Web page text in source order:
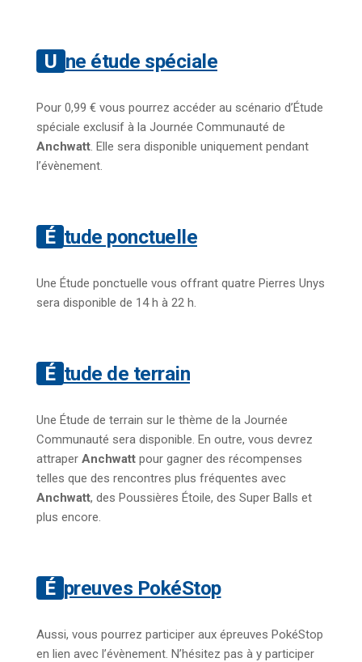
Une étude spéciale
Pour 0,99 € vous pourrez accéder au scénario d’Étude
spéciale exclusif à la Journée Communauté de
Anchwatt. Elle sera disponible uniquement pendant
l’évènement.
Étude ponctuelle
Une Étude ponctuelle vous offrant quatre Pierres Unys
sera disponible de 14 h à 22 h.
Étude de terrain
Une Étude de terrain sur le thème de la Journée
Communauté sera disponible. En outre, vous devrez
attraper Anchwatt pour gagner des récompenses
telles que des rencontres plus fréquentes avec
Anchwatt, des Poussières Étoile, des Super Balls et
plus encore.
Épreuves PokéStop
Aussi, vous pourrez participer aux épreuves PokéStop
en lien avec l’évènement. N’hésitez pas à y participer